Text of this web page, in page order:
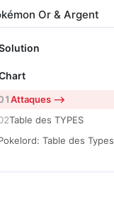
Or & Argent
Attaques —>
Table des TYPES
Table des Types